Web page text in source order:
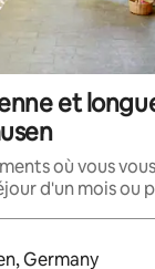
et
où vous
d'un mois ou
s'affichent, utilisez